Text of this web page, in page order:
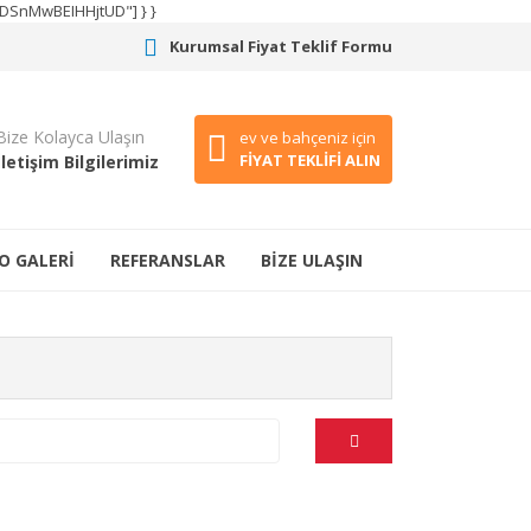
} }
Kurumsal Fiyat Teklif Formu
Kolayca Ulaşın
Bilgilerimiz
ev ve bahçeniz için
FİYAT TEKLİFİ ALIN
GALERİ REFERANSLAR BİZE ULAŞIN